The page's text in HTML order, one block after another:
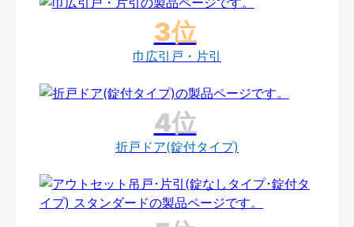
巾広引戸・片引
折戸ドア(錠付タイプ)